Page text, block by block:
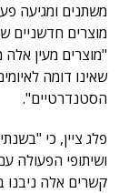
משתנים ומגיעה
מוצרים חדשניים
"מוצרים מעין
שאינו דומה
הסטנדרטיים".
פלג ציין, כי
ושיתופי הפעולה
קשרים אלה ניבנו